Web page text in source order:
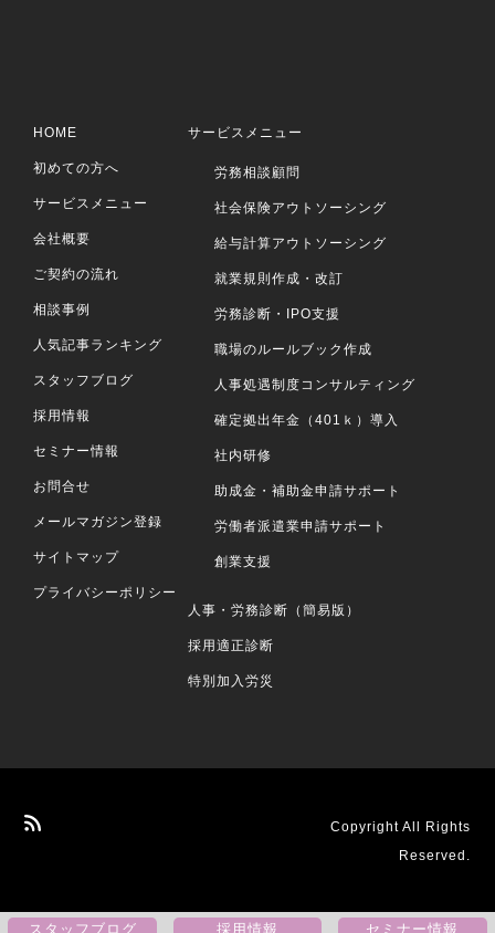
HOME
初めての方へ
サービスメニュー
会社概要
ご契約の流れ
相談事例
人気記事ランキング
スタッフブログ
採用情報
セミナー情報
お問合せ
メールマガジン登録
サイトマップ
プライバシーポリシー
サービスメニュー
労務相談顧問
社会保険アウトソーシング
給与計算アウトソーシング
就業規則作成・改訂
労務診断・IPO支援
職場のルールブック作成
人事処遇制度コンサルティング
確定拠出年金（401ｋ）導入
社内研修
助成金・補助金申請サポート
労働者派遣業申請サポート
創業支援
人事・労務診断（簡易版）
採用適正診断
特別加入労災
Copyright All Rights
Reserved.
スタッフ ブログ 採用情報 セミナー情報